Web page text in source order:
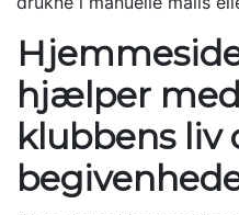
hjælper
klubbens liv